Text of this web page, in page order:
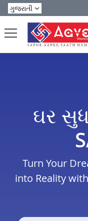
ઘર
Turn Your
into Reality